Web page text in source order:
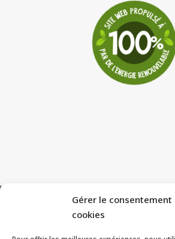
Gérer le consentement
cookies